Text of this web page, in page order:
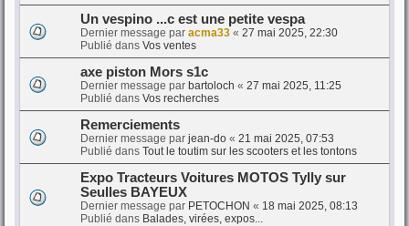
Un vespino ...c est une petite vespa
Dernier message par acma33 « 27 mai 2025, 22:30
Publié dans Vos ventes
axe piston Mors s1c
Dernier message par bartoloch « 27 mai 2025, 11:25
Publié dans Vos recherches
Remerciements
Dernier message par jean-do « 21 mai 2025, 07:53
Publié dans Tout le toutim sur les scooters et les tontons
Expo Tracteurs Voitures MOTOS Tylly sur
Seulles BAYEUX
Dernier message par PETOCHON « 18 mai 2025, 08:13
Publié dans Balades, virées, expos...